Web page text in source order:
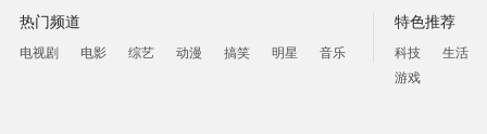
热门频道
电视剧 电影 综艺 动漫 搞笑 明星 音乐
特色推荐
科技
生活
游戏